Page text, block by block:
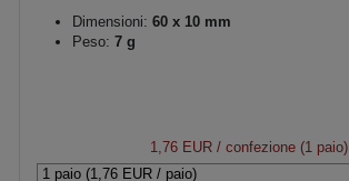
Dimensioni: 60 x 10 mm
Peso: 7 g
1,76 EUR / confezione (1 paio)